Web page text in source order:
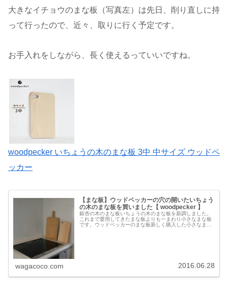
大きなイチョウのまな板（写真左）は先日、削り直しに持
って行ったので、近々、取りに行く予定です。
お手入れをしながら、長く使えるっていいですね。
woodpecker いちょうの木のまな板 3中 中サイズ ウッドペ
ッカー
【まな板】ウッドペッカーの穴の開いたいちょう
の木のまな板を買いました【 woodpecker 】
銀杏の木のまな板いちょうの木のまな板を新調しました。
これまで愛用してきたまな板よりも一まわり小さなまな板
です。ウッドペッカーのまな板新しく購入した小さなまな
wagacoco.com 2016.06.28